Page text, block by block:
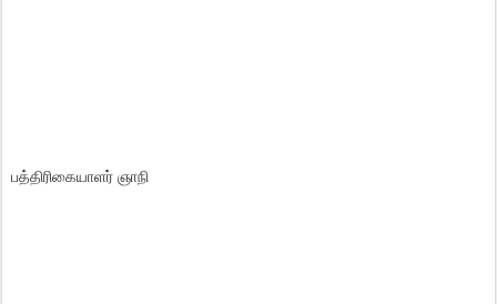
பத்திரிகையாளர் ஞாநி